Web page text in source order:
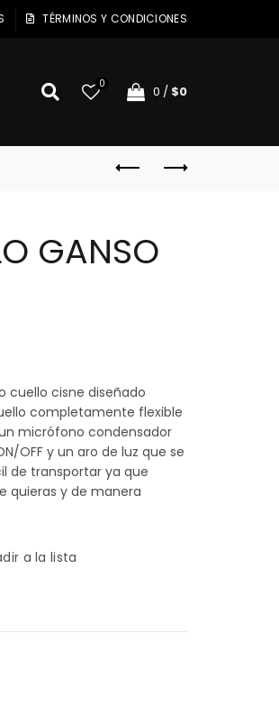
TÉRMINOS Y CONDICIONES
0 0 / $0
GANSO
cuello cisne diseñado
completamente flexible
micrófono condensador
OFF y un aro de luz que se
de transportar ya que
quieras y de manera
a la lista